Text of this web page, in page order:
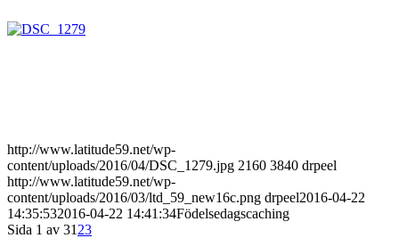
http://www.latitude59.net/wp-
content/uploads/2016/04/DSC_1279.jpg 2160 3840 drpeel
http://www.latitude59.net/wp-
content/uploads/2016/03/ltd_59_new16c.png drpeel2016-04-22
14:35:532016-04-22 14:41:34Födelsedagscaching
Sida 1 av 31 23